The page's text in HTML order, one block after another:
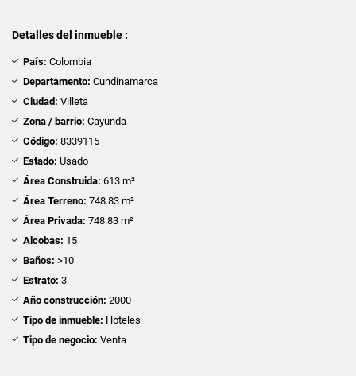
Detalles del inmueble :
País: Colombia
Departamento: Cundinamarca
Ciudad: Villeta
Zona / barrio: Cayunda
Código: 8339115
Estado: Usado
Área Construida: 613 m²
Área Terreno: 748.83 m²
Área Privada: 748.83 m²
Alcobas: 15
Baños: >10
Estrato: 3
Año construcción: 2000
Tipo de inmueble: Hoteles
Tipo de negocio: Venta